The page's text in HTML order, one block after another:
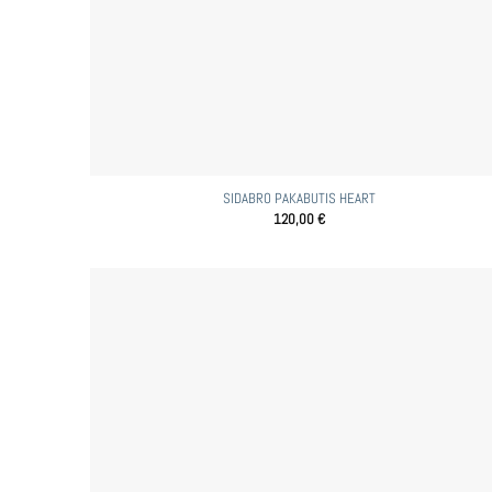
SIDABRO PAKABUTIS HEART
120,00€